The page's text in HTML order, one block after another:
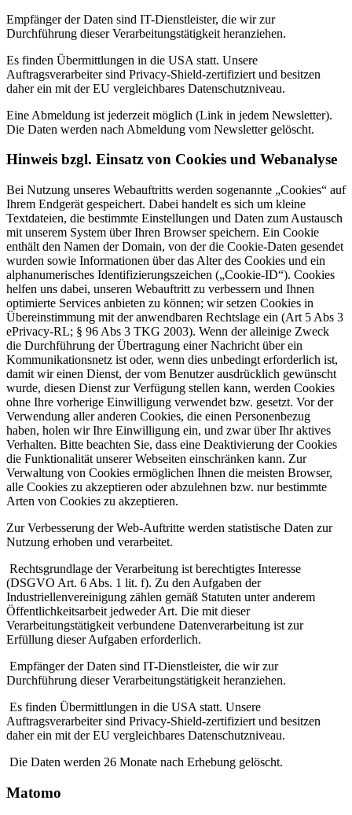
Empfänger der Daten sind IT-Dienstleister, die wir zur
Durchführung dieser Verarbeitungstätigkeit heranziehen.
Es finden Übermittlungen in die USA statt. Unsere
Auftragsverarbeiter sind Privacy-Shield-zertifiziert und besitzen
daher ein mit der EU vergleichbares Datenschutzniveau.
Eine Abmeldung ist jederzeit möglich (Link in jedem Newsletter).
Die Daten werden nach Abmeldung vom Newsletter gelöscht.
Hinweis bzgl. Einsatz von Cookies und Webanalyse
Bei Nutzung unseres Webauftritts werden sogenannte „Cookies“ auf
Ihrem Endgerät gespeichert. Dabei handelt es sich um kleine
Textdateien, die bestimmte Einstellungen und Daten zum Austausch
mit unserem System über Ihren Browser speichern. Ein Cookie
enthält den Namen der Domain, von der die Cookie-Daten gesendet
wurden sowie Informationen über das Alter des Cookies und ein
alphanumerisches Identifizierungszeichen („Cookie-ID“). Cookies
helfen uns dabei, unseren Webauftritt zu verbessern und Ihnen
optimierte Services anbieten zu können; wir setzen Cookies in
Übereinstimmung mit der anwendbaren Rechtslage ein (Art 5 Abs 3
ePrivacy-RL; § 96 Abs 3 TKG 2003). Wenn der alleinige Zweck
die Durchführung der Übertragung einer Nachricht über ein
Kommunikationsnetz ist oder, wenn dies unbedingt erforderlich ist,
damit wir einen Dienst, der vom Benutzer ausdrücklich gewünscht
wurde, diesen Dienst zur Verfügung stellen kann, werden Cookies
ohne Ihre vorherige Einwilligung verwendet bzw. gesetzt. Vor der
Verwendung aller anderen Cookies, die einen Personenbezug
haben, holen wir Ihre Einwilligung ein, und zwar über Ihr aktives
Verhalten. Bitte beachten Sie, dass eine Deaktivierung der Cookies
die Funktionalität unserer Webseiten einschränken kann. Zur
Verwaltung von Cookies ermöglichen Ihnen die meisten Browser,
alle Cookies zu akzeptieren oder abzulehnen bzw. nur bestimmte
Arten von Cookies zu akzeptieren.
Zur Verbesserung der Web-Auftritte werden statistische Daten zur
Nutzung erhoben und verarbeitet.
Rechtsgrundlage der Verarbeitung ist berechtigtes Interesse
(DSGVO Art. 6 Abs. 1 lit. f). Zu den Aufgaben der
Industriellenvereinigung zählen gemäß Statuten unter anderem
Öffentlichkeitsarbeit jedweder Art. Die mit dieser
Verarbeitungstätigkeit verbundene Datenverarbeitung ist zur
Erfüllung dieser Aufgaben erforderlich.
Empfänger der Daten sind IT-Dienstleister, die wir zur
Durchführung dieser Verarbeitungstätigkeit heranziehen.
Es finden Übermittlungen in die USA statt. Unsere
Auftragsverarbeiter sind Privacy-Shield-zertifiziert und besitzen
daher ein mit der EU vergleichbares Datenschutzniveau.
Die Daten werden 26 Monate nach Erhebung gelöscht.
Matomo